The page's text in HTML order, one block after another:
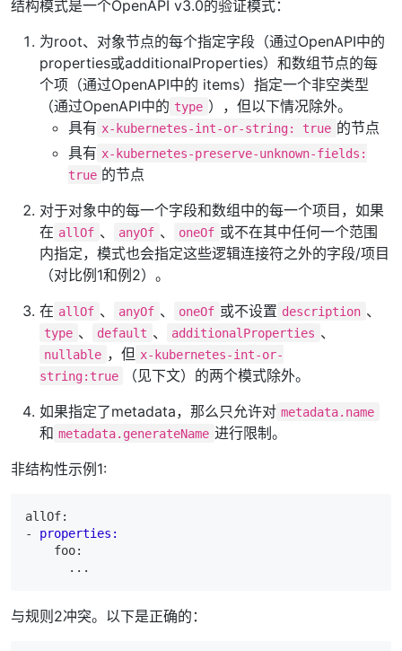
结构模式是一个OpenAPI v3.0的验证模式：
为root、对象节点的每个指定字段（通过OpenAPI中的
properties或additionalProperties）和数组节点的每
个项（通过OpenAPI中的 items）指定一个非空类型
（通过OpenAPI中的 type ），但以下情况除外。
具有 x-kubernetes-int-or-string: true 的节点
具有 x-kubernetes-preserve-unknown-fields:
true 的节点
对于对象中的每一个字段和数组中的每一个项目，如果
在 allOf 、 anyOf 、 oneOf 或不在其中任何一个范围
内指定，模式也会指定这些逻辑连接符之外的字段/项目
（对比例1和例2）。
在 allOf 、 anyOf 、 oneOf 或不设置 description 、
type 、 default 、 additionalProperties 、
nullable ，但 x-kubernetes-int-or-
string:true
（见下文）的两个模式除外。
如果指定了metadata，那么只允许对 metadata.name
和 metadata.generateName 进行限制。
非结构性示例1:
allOf:
-
properties:
    foo:
与规则2冲突。以下是正确的：